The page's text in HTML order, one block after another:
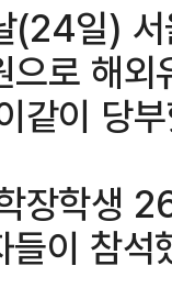
(24일)
로 해
같이 당
장학생
이 참석